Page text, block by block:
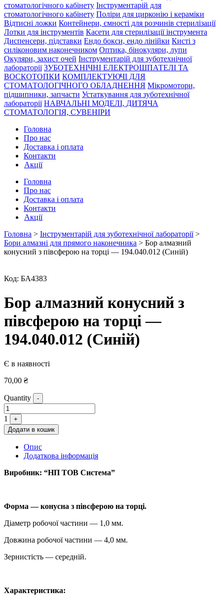
стоматологічного кабінету Інструментарій для
стоматологічного кабінету Поліри для цирконію і кераміки
Відтисні ложки Контейнери, ємності для розчинів стерилізації
Лотки для інструментів Касети для стерилізації інструмента
Диспенсери, підставки Ендо бокси, ендо лінійки Кисті з
силіконовим наконечником Оптика, бінокуляри, лупи
Окуляри, захист очей Інструментарій для зуботехнічної
лабораторії ЗУБОТЕХНІЧНІ ЕЛЕКТРОШПАТЕЛІ ТА
ВОСКОТОПКИ КОМПЛЕКТУЮЧІ ДЛЯ
СТОМАТОЛОГІЧНОГО ОБЛАДНЕННЯ Мікромотори,
підшипники, запчасти Устаткування для зуботехнічної
лабораторії НАВЧАЛЬНІ МОДЕЛІ, ДИТЯЧА
СТОМАТОЛОГІЯ, СУВЕНІРИ
Головна
Про нас
Доставка і оплата
Контакти
Акції
Головна
Про нас
Доставка і оплата
Контакти
Акції
Головна > Інструментарій для зуботехнічної лабораторії>
Бори алмазні для прямого наконечника > Бор алмазний
конусний з півсферою на торці — 194.040.012 (Синій)
Код: БА4383
Бор алмазний конусний з
півсферою на торці —
194.040.012 (Синій)
Є в наявності
70,00 ₴
Quantity -
1
+
Додати в кошик
Опис
Додаткова інформація
Виробник: “НП ТОВ Система”
Форма — конусна з півсферою на торці.
Діаметр робочої частини — 1,0 мм.
Довжина робочої частини — 4,0 мм.
Зернистість — середній.
Характеристика: